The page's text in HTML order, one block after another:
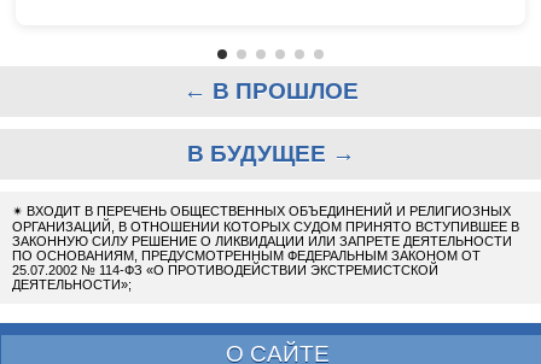
← В ПРОШЛОЕ
В БУДУЩЕЕ →
✴ ВХОДИТ В ПЕРЕЧЕНЬ ОБЩЕСТВЕННЫХ ОБЪЕДИНЕНИЙ И РЕЛИГИОЗНЫХ
ОРГАНИЗАЦИЙ, В ОТНОШЕНИИ КОТОРЫХ СУДОМ ПРИНЯТО ВСТУПИВШЕЕ В
ЗАКОННУЮ СИЛУ РЕШЕНИЕ О ЛИКВИДАЦИИ ИЛИ ЗАПРЕТЕ ДЕЯТЕЛЬНОСТИ
ПО ОСНОВАНИЯМ, ПРЕДУСМОТРЕННЫМ ФЕДЕРАЛЬНЫМ ЗАКОНОМ ОТ
25.07.2002 № 114-ФЗ «О ПРОТИВОДЕЙСТВИИ ЭКСТРЕМИСТСКОЙ
ДЕЯТЕЛЬНОСТИ»;
О САЙТЕ